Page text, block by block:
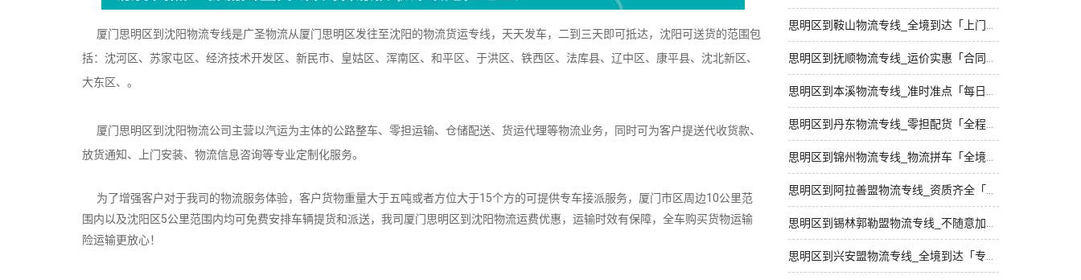
厦门思明区到沈阳物流专线是广圣物流从厦门思明区发往至沈阳的物流货运专线，天天发车，二到三天即可抵达，沈阳可送货的范围包
括：沈河区、苏家屯区、经济技术开发区、新民市、皇姑区、浑南区、和平区、于洪区、铁西区、法库县、辽中区、康平县、沈北新区、
大东区、。
厦门思明区到沈阳物流公司主营以汽运为主体的公路整车、零担运输、仓储配送、货运代理等物流业务，同时可为客户提送代收货款、
放货通知、上门安装、物流信息咨询等专业定制化服务。
为了增强客户对于我司的物流服务体验，客户货物重量大于五吨或者方位大于15个方的可提供专车接派服务，厦门市区周边10公里范
围内以及沈阳区5公里范围内均可免费安排车辆提货和派送，我司厦门思明区到沈阳物流运费优惠，运输时效有保障，全车购买货物运输
险运输更放心！
思明区到鞍山物流专线_全境到达「上门提货」
思明区到抚顺物流专线_运价实惠「合同承运」
思明区到本溪物流专线_准时准点「每日发车」
思明区到丹东物流专线_零担配货「全程无虑」
思明区到锦州物流专线_物流拼车「全境派送」
思明区到阿拉善盟物流专线_资质齐全「实时跟踪 」
思明区到锡林郭勒盟物流专线_不随意加价「直发全境」
思明区到兴安盟物流专线_全境到达「专业靠谱」